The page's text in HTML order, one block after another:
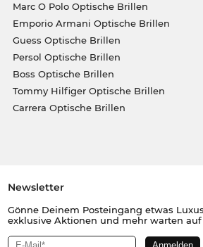
Marc O Polo Optische Brillen
Emporio Armani Optische Brillen
Guess Optische Brillen
Persol Optische Brillen
Boss Optische Brillen
Tommy Hilfiger Optische Brillen
Carrera Optische Brillen
Newsletter
Gönne Deinem Posteingang etwas
exklusive Aktionen und mehr warten auf